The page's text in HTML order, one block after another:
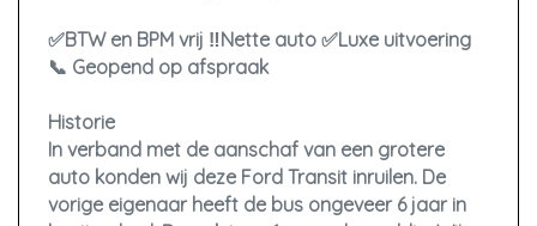
✅BTW en BPM vrij ‼️Nette auto ✅Luxe uitvoering
📞 Geopend op afspraak
Historie
In verband met de aanschaf van een grotere
auto konden wij deze Ford Transit inruilen. De
vorige eigenaar heeft de bus ongeveer 6 jaar in